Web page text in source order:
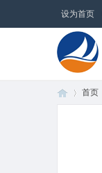
设为首页
首页